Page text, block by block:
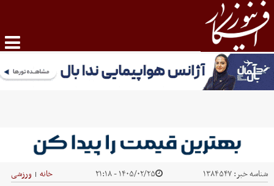
شناسه خبر:۱۳۸۴۵۴۷ ۱۴۰۵/۰۲/۲۵ - ۲۱:۱۸ خانه | ورزشی